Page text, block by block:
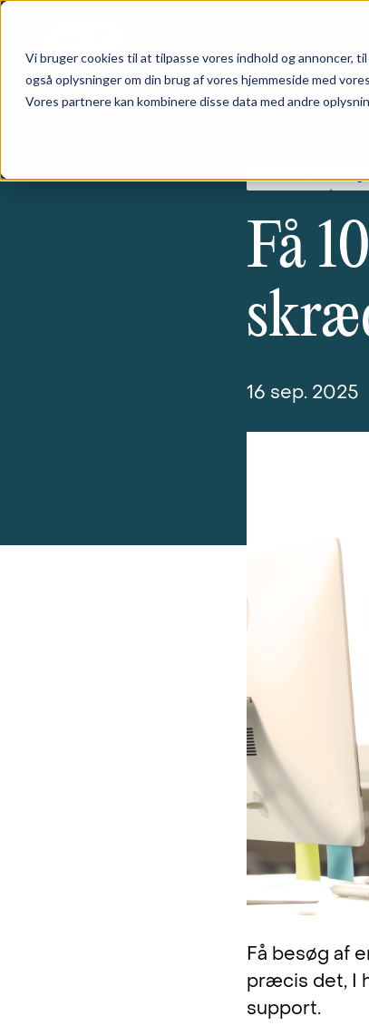
Vi bruger cookies til at tilpasse vores indhold og annoncer,
også oplysninger om din brug af vores hjemmeside med
Vores partnere kan kombinere disse data med andre
Skip to main content
Grundskole
Få
16 sep. 2025
Få besøg af
præcis det, I
support.